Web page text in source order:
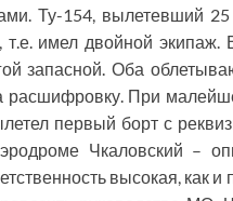
Ту-154, вылетевший
имел двойной экипаж.
запасной. Оба
расшифровку. При
первый борт с
Чкаловский –
высокая, как